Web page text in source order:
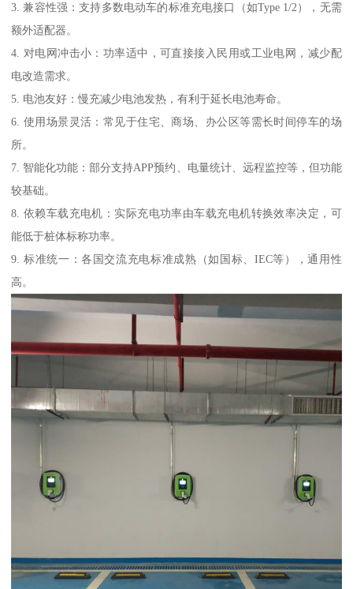
3. 兼容性强：支持多数电动车的标准充电接口（如Type 1/2），无需
额外适配器。
4. 对电网冲击小：功率适中，可直接接入民用或工业电网，减少配
电改造需求。
5. 电池友好：慢充减少电池发热，有利于延长电池寿命。
6. 使用场景灵活：常见于住宅、商场、办公区等需长时间停车的场
所。
7. 智能化功能：部分支持APP预约、电量统计、远程监控等，但功能
较基础。
8. 依赖车载充电机：实际充电功率由车载充电机转换效率决定，可
能低于桩体标称功率。
9. 标准统一：各国交流充电标准成熟（如国标、IEC等），通用性
高。